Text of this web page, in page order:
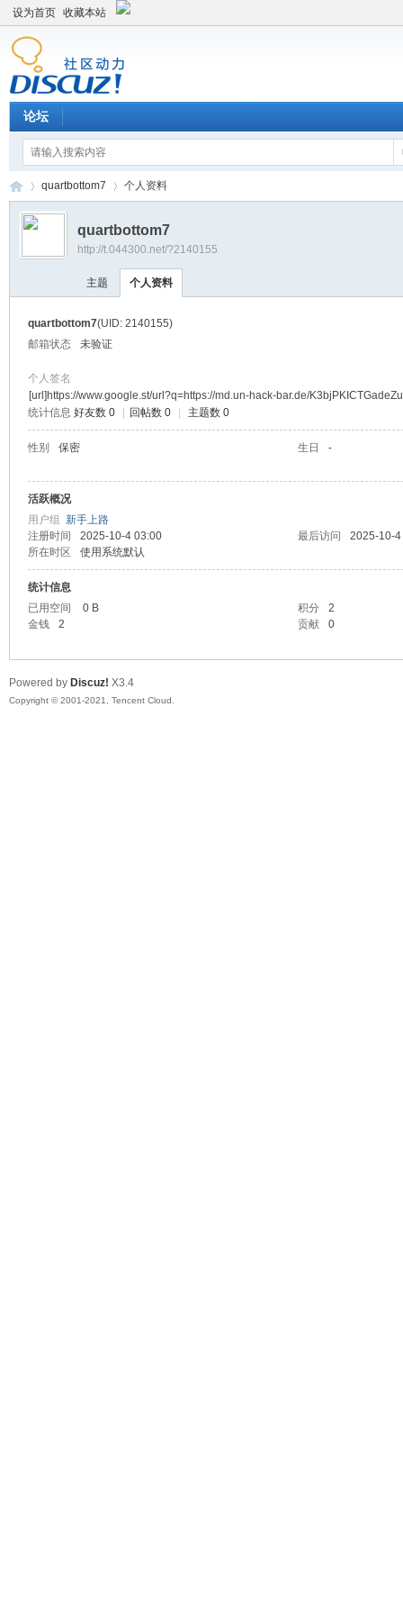
设为首页 收藏本站
论坛
›
quartbottom7 个人资料
quartbottom7
http://t.044300.net/?2140155
主题 个人资料
quartbottom7(UID: 2140155)
邮箱状态
未验证
个人签名
[url]https://www.google.st/url?q=https://md.un-hack-bar.de/
统计信息 好友数 0 回帖数 0 主题数 0
性别 保密 生日 -
活跃概况
用户组 新手上路
注册时间
2025-10-4 03:00 最后访问
2025-10-
所在时区
使用系统默认
统计信息
已用空间
0 B 积分
2
金钱
2 贡献 0
Powered by Discuz! X3.4
Copyright © 2001-2021, Tencent Cloud.